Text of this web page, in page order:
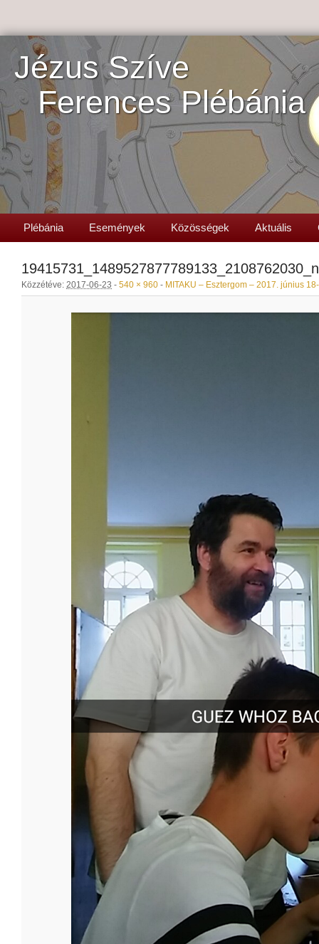
Jézus Szíve
Ferences Plébánia
Plébánia Események Közösségek Aktuális
19415731_1489527877789133_2108762030_n
Közzétéve: 2017-06-23 - 540 × 960 - MITAKU – Esztergom – 2017. június